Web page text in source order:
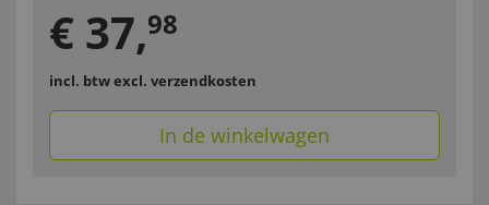
€ 37,98
incl. btwexcl. verzendkosten
In de winkelwagen